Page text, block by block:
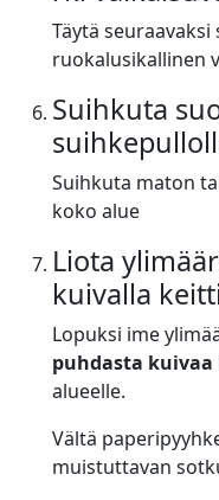
Täytä
ruokalusikallinen
Suihkuta
Suihkuta maton
koko alue
Liota
kuivalla
Lopuksi ime
puhdasta
alueelle.
Vältä
muistuttavan